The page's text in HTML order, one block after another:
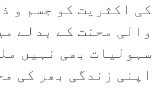
کی اکثریت کو جسم و
والی محنت کے بدلے
سہولیات بھی نہیں
اپنی زندگی بھر کی